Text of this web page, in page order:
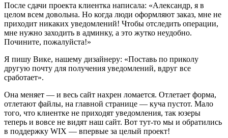
После сдачи проекта клиентка написала: «Александр, я в
целом всем довольна. Но когда люди оформляют заказ, мне не
приходит никаких уведомлений! Чтобы отследить операции,
мне нужно заходить в админку, а это жутко неудобно.
Почините, пожалуйста!»
Я пишу Вике, нашему дизайнеру: «Поставь по приколу
другую почту для получения уведомлений, вдруг все
сработает».
Она меняет — и весь сайт нахрен ломается. Отлетает форма,
отлетают файлы, на главной странице — куча пустот. Мало
того, что клиентке не приходят уведомления, так юзеры
теперь и вовсе не видят наш сайт. Вот тут-то мы и обратились
в поддержку WIX — впервые за целый проект!